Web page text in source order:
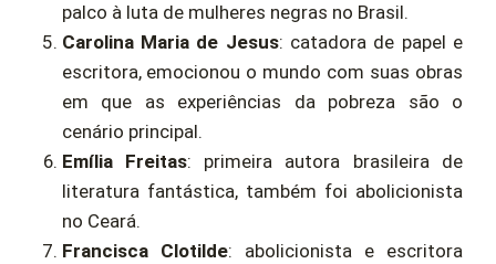
palco à luta de mulheres negras no Brasil.
Carolina Maria de Jesus: catadora de papel e
escritora, emocionou o mundo com suas obras
em que as experiências da pobreza são o
cenário principal.
Emília Freitas: primeira autora brasileira de
literatura fantástica, também foi abolicionista
no Ceará.
Francisca Clotilde: abolicionista e escritora